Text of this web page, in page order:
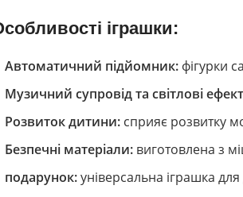
іграшки:
Автоматичний підйомник: фігурки
Музичний супровід та світлові
Розвиток дитини: сприяє розвитку
Безпечні матеріали: виготовлена з
подарунок:універсальна іграшка для